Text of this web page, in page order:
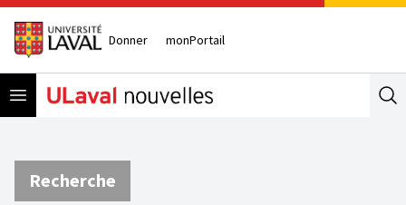
Donner monPortail
Open menu
Recherche